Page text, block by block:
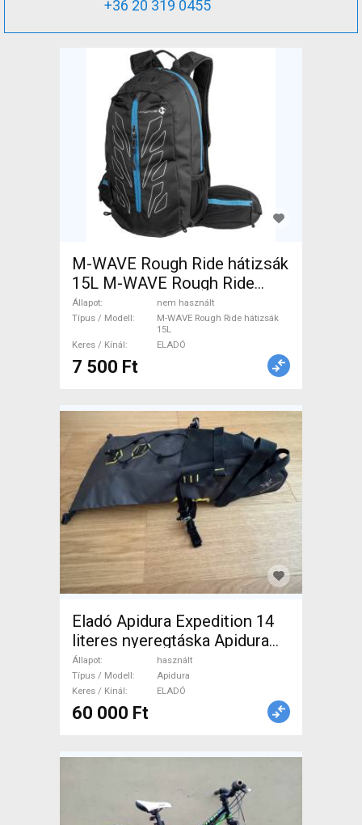
+36 20 319 0455
M-WAVE Rough Ride hátizsák
15L M-WAVE Rough Ride
hátizsák 15L Hátizsák / Táska
nem használt ELADÓ
Állapot
nem használt
Típus / Modell
M-WAVE Rough Ride hátizsák
15L
Keres / Kínál
ELADÓ
7 500 Ft
Eladó Apidura Expedition 14
literes nyeregtáska Apidura
Hátizsák / Táska használt
ELADÓ
Állapot
használt
Típus / Modell
Apidura
Keres / Kínál
ELADÓ
60 000 Ft